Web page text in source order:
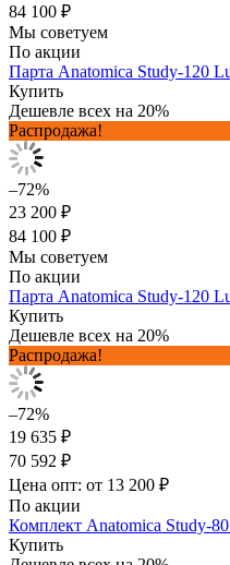
84 100 ₽
Мы советуем
По акции
Парта Anatomica Study-120
Купить
Дешевле всех на 20%
Распродажа!
–72%
23 200 ₽
84 100 ₽
Мы советуем
По акции
Парта Anatomica Study-120
Купить
Дешевле всех на 20%
Распродажа!
–72%
19 635 ₽
70 592 ₽
Цена опт: от 13 200 ₽
По акции
Комплект Anatomica Study-
Купить